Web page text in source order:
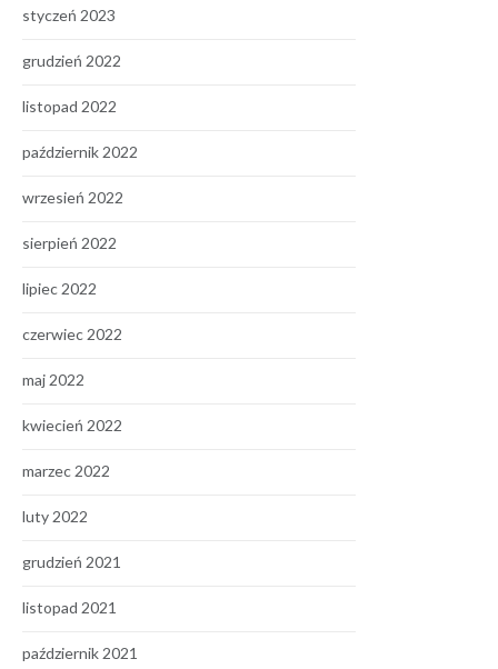
styczeń 2023
grudzień 2022
listopad 2022
październik 2022
wrzesień 2022
sierpień 2022
lipiec 2022
czerwiec 2022
maj 2022
kwiecień 2022
marzec 2022
luty 2022
grudzień 2021
listopad 2021
październik 2021